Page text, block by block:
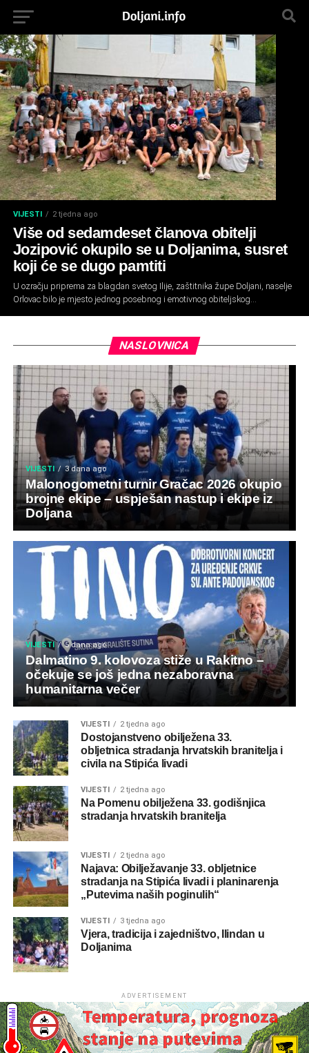
VIJESTI 2 tjedna ago
Više od sedamdeset članova obitelji
Jozipović okupilo se u Doljanima, susret
koji će se dugo pamtiti
U ozračju priprema za blagdan svetog Ilije, zaštitnika župe Doljani, naselje
Orlovac bilo je mjesto jednog posebnog i emotivnog obiteljskog...
NASLOVNICA
VIJESTI 3 dana ago
Malonogometni turnir Gračac 2026 okupio
brojne ekipe – uspješan nastup i ekipe iz
Doljana
VIJESTI 5 dana ago
Dalmatino 9. kolovoza stiže u Rakitno –
očekuje se još jedna nezaboravna
humanitarna večer
VIJESTI 2 tjedna ago
Dostojanstveno obilježena 33.
obljetnica stradanja hrvatskih branitelja i
civila na Stipića livadi
VIJESTI 2 tjedna ago
Na Pomenu obilježena 33. godišnjica
stradanja hrvatskih branitelja
VIJESTI 2 tjedna ago
Najava: Obilježavanje 33. obljetnice
stradanja na Stipića livadi i planinarenja
„Putevima naših poginulih“
VIJESTI 3 tjedna ago
Vjera, tradicija i zajedništvo, Ilindan u
Doljanima
ADVERTISEMENT